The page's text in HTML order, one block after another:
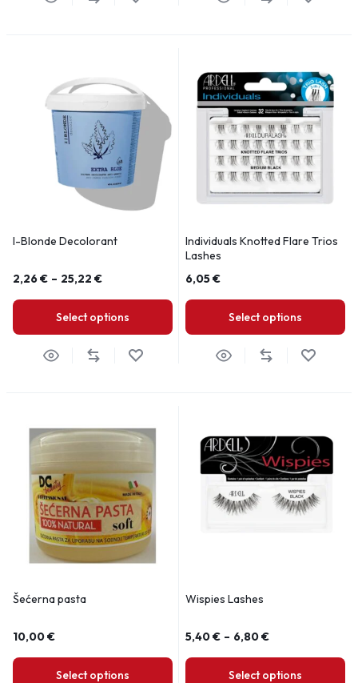
I-Blonde Decolorant
2,26€ – 25,22 €
Select options
Individuals Knotted Flare Trios
Lashes
6,05€
Select options
Šećerna pasta
10,00€
Select options
Wispies Lashes
5,40€ – 6,80€
Select options